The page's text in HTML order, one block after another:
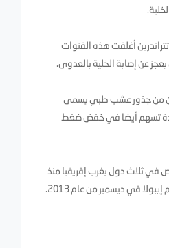
أغلقت هذه القنوات
عن إصابة الخلية بالعدوى.
من جذور عشب طبي يسمى
تسهم أيضا في خفض ضغط
من 9500 شخص في ثلاث دول بغرب إفريقيا منذ
في ديسمبر من عام 2013.